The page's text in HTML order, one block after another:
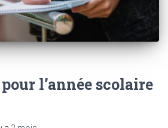
l’année scolaire